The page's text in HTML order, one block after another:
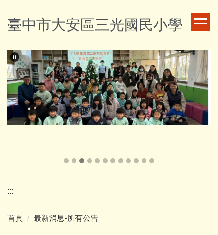
到
主
內
容
區
臺中市大安區三光國民小學
:::
首頁 最新消息-所有公告